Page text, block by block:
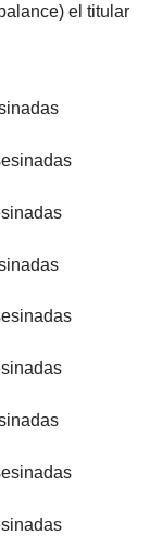
el titular